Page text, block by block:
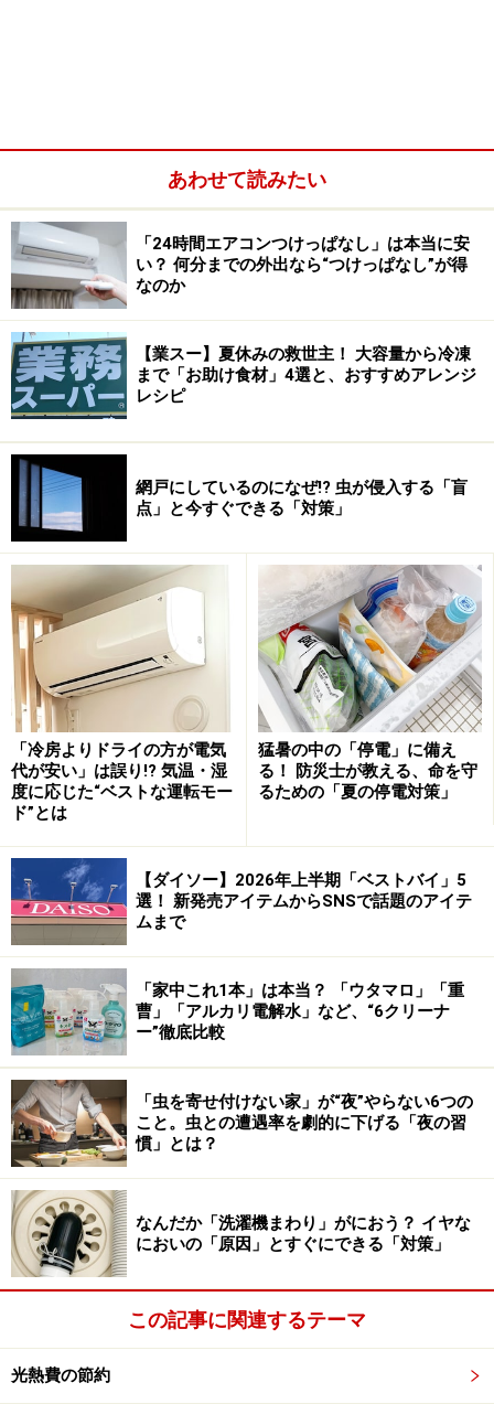
全成分は水、メトキシケイヒ酸エチルヘキシル、DPG、
ペンチレングリコール、トコフェロール、トリイソステ
アリン酸PEG-20グリセリル、（アクリレーツ／アクリル
酸アルキル（C10-30））クロスポリマー、アルギニン、
メチルパラベン、プロピルパラベン、EDTA-2Na、香料
です。
「日焼け止めシート」の日焼け止め効果を表す数値は？
UV-Bに対する効果を示す「SPF」はSPF12、UV-Aに対す
る効果を示す「PA」はPA＋となっています。
「日焼け止めシート」の詳細
無印良品の「日焼け止めミスト」とは？
「日焼け止めミスト」790円（税込）
無印良品の「日焼け止めミスト」はボトルに入った液体
状の日焼け止め剤。スプレーすることでミスト状になっ
て出てきます。50ミリリットル入って税込790円です。
全成分はシクロペンタシロキサン、メトキシケイヒ酸エ
チルヘキシル、ジメチコン、セバシン酸ジイソプロピ
ル、セバシン酸ジエチルヘキシル、オクトクリレン、t-
ブチルメトキシジベンゾイルメタン、ヒアルロン酸Na、
水、ポリシリコーン-15です。
「日焼け止めミスト」の日焼け止め効果を表す数値は？
UV-Bに対する効果を示す「SPF」はSPF30、UV-Aに対す
る効果を示す「PA」はPA＋＋＋となっています。
あわせて読みたい
「24時間エアコンつけっぱなし」は本当に安
い？ 何分までの外出なら“つけっぱなし”が得
なのか
【業スー】夏休みの救世主！ 大容量から冷凍
まで「お助け食材」4選と、おすすめアレンジ
レシピ
網戸にしているのになぜ!? 虫が侵入する「盲
点」と今すぐできる「対策」
「冷房よりドライの方が電気
代が安い」は誤り!? 気温・湿
度に応じた“ベストな運転モー
ド”とは
猛暑の中の「停電」に備え
る！ 防災士が教える、命を守
るための「夏の停電対策」
【ダイソー】2026年上半期「ベストバイ」5
選！ 新発売アイテムからSNSで話題のアイテ
ムまで
「家中これ1本」は本当？ 「ウタマロ」「重
曹」「アルカリ電解水」など、“6クリーナ
ー”徹底比較
「虫を寄せ付けない家」が“夜”やらない6つの
こと。虫との遭遇率を劇的に下げる「夜の習
慣」とは？
なんだか「洗濯機まわり」がにおう？ イヤな
においの「原因」とすぐにできる「対策」
この記事に関連するテーマ
光熱費の節約